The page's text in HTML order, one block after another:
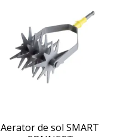
Aerator de sol SMART